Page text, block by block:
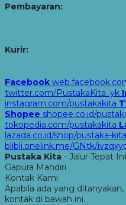
Pembayaran:
Kurir:
Facebook
twitter.com/PustakaKita_yk
instagram.com/pustakakita
Shopee shopee.co.id/
tokopedia.com/pustakakita
lazada.co.id/shop/pustaka-kita
blibli.onelink.me/GNtk/
Pustaka Kita - Jalur Tepat
Gapura Mandiri
Kontak Kami
Apabila ada yang
kontak di bawah ini.